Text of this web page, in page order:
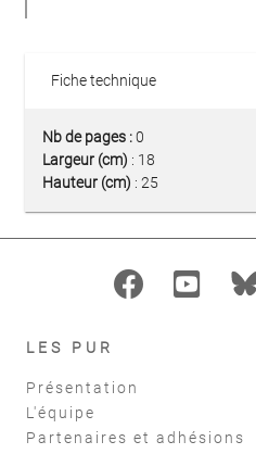
Fiche technique
Nb de pages :0
Largeur (cm) : 18
Hauteur (cm) : 25
LES PUR
Présentation
L'équipe
Partenaires et adhésions